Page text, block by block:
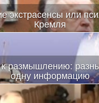
экстрасенсы или
Кремля
размышлению:
одну информацию